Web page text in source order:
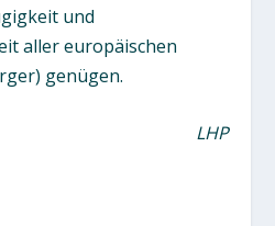
und
aller europäischen
genügen.
LHP